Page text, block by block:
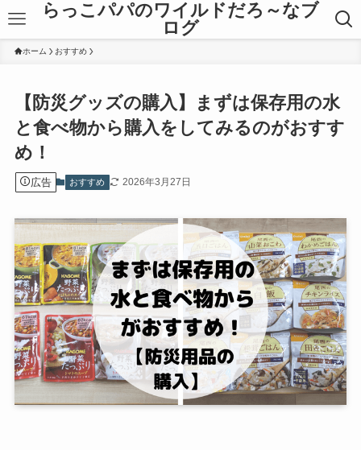
らっこパパのワイルドだろ～なブ
ログ
ホーム おすすめ
【防災グッズの購入】まずは保存用の水
と食べ物から購入をしてみるのがおすす
め！
広告 おすすめ 2026年3月27日